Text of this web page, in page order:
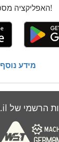
האפליקציה מספר 1 למכונות משומשות!
מידע נוסף